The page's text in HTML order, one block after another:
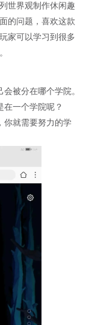
世界观制作休闲趣
的问题，喜欢这款
家可以学习到很多
被分在哪个学院。
在一个学院呢？
你就需要努力的学